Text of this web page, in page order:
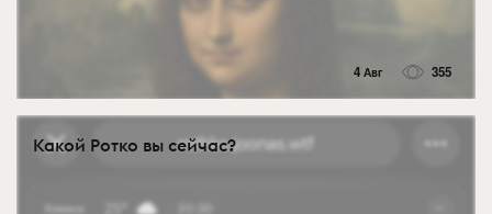
4 Авг 355
Какой Ротко вы сейчас?